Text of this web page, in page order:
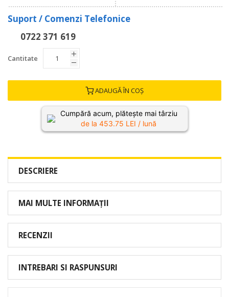
Suport / Comenzi Telefonice
0722 371 619
Cantitate
ADAUGĂ ÎN COȘ
Cumpără acum, plătește mai târziu
de la 453.75 LEI / lună
DESCRIERE
MAI MULTE INFORMAȚII
RECENZII
INTREBARI SI RASPUNSURI